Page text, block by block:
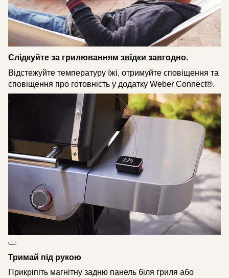
Слідкуйте за грилюванням звідки завгодно.
Відстежуйте температуру їжі, отримуйте сповіщення та
сповіщення про готовність у додатку Weber Connect®.
Тримай під рукою
Прикріпіть магнітну задню панель біля гриля або